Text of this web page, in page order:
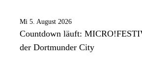
Mi 5. August 2026
Countdown läuft:
der Dortmunder City